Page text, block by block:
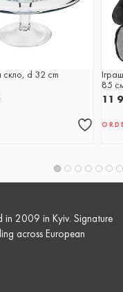
скло, d 32 cm
85
11
in 2009 in Kyiv. Signature
across European